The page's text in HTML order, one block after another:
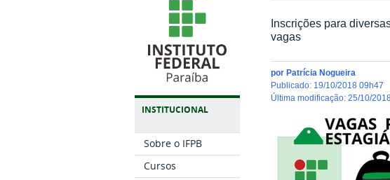
INSTITUCIONAL
Sobre o IFPB
Cursos
Inscrições para
vagas
porPatrícia Nogueira
publicado: 19/10/2018 09h47
última modificação:25/10/